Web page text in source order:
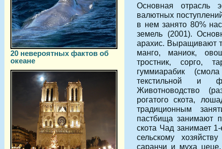
20 невероятных фактов об
океане
Основная отрасль
валютных
в нем занято 80%
земель (2001).
арахис. Выращивают
манго, маниок,
тростник, сорго,
гуммиарабик
текстильной и
Животноводство
рогатого скота,
традиционным
пастбища занимают
скота Чад занимает
сельскому
саранчи и муха